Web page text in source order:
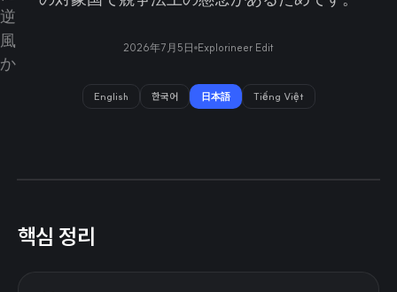
2026年7月5日 Explorineer Edit
English 한국어 日本語 Tiếng Việt
핵심 정리